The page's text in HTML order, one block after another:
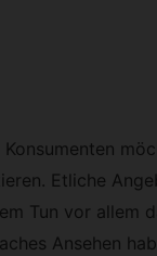
Etliche
Tun vor allem
Ansehen